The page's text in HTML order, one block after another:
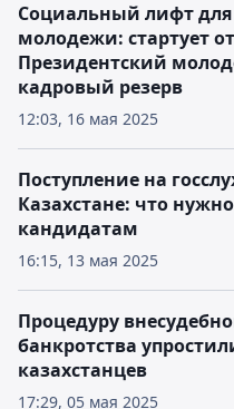
12:03, 16 мая 2025
Социальный лифт
молодежи: стартует
Президентский
кадровый резерв
16:15, 13 мая 2025
Поступление на
Казахстане: что
кандидатам
17:29, 05 мая 2025
Процедуру
банкротства
казахстанцев